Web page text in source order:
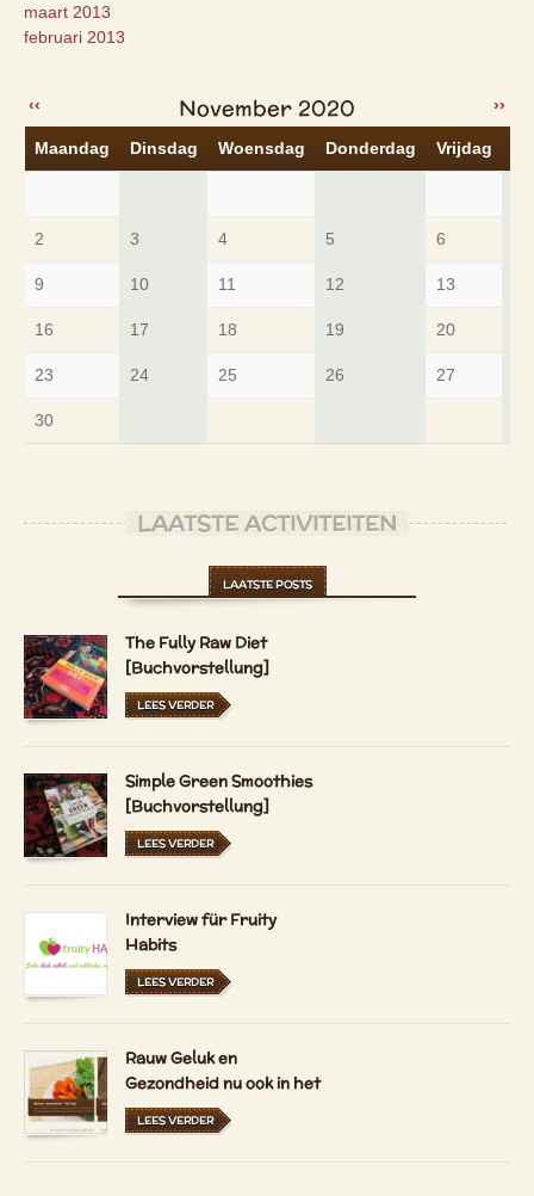
maart 2013
februari 2013
‹‹ ››
November 2020
Maandag Dinsdag Woensdag Donderdag Vrijdag
2 3 4 5 6
9 10 11 12 13
16 17 18 19 20
23 24 25 26 27
30
LAATSTE ACTIVITEITEN
LAATSTE POSTS
The Fully Raw Diet
[Buchvorstellung]
LEES VERDER
Simple Green Smoothies
[Buchvorstellung]
LEES VERDER
Interview für Fruity
Habits
LEES VERDER
Rauw Geluk en
Gezondheid nu ook in het
Nederlands en
Hongaars
LEES VERDER